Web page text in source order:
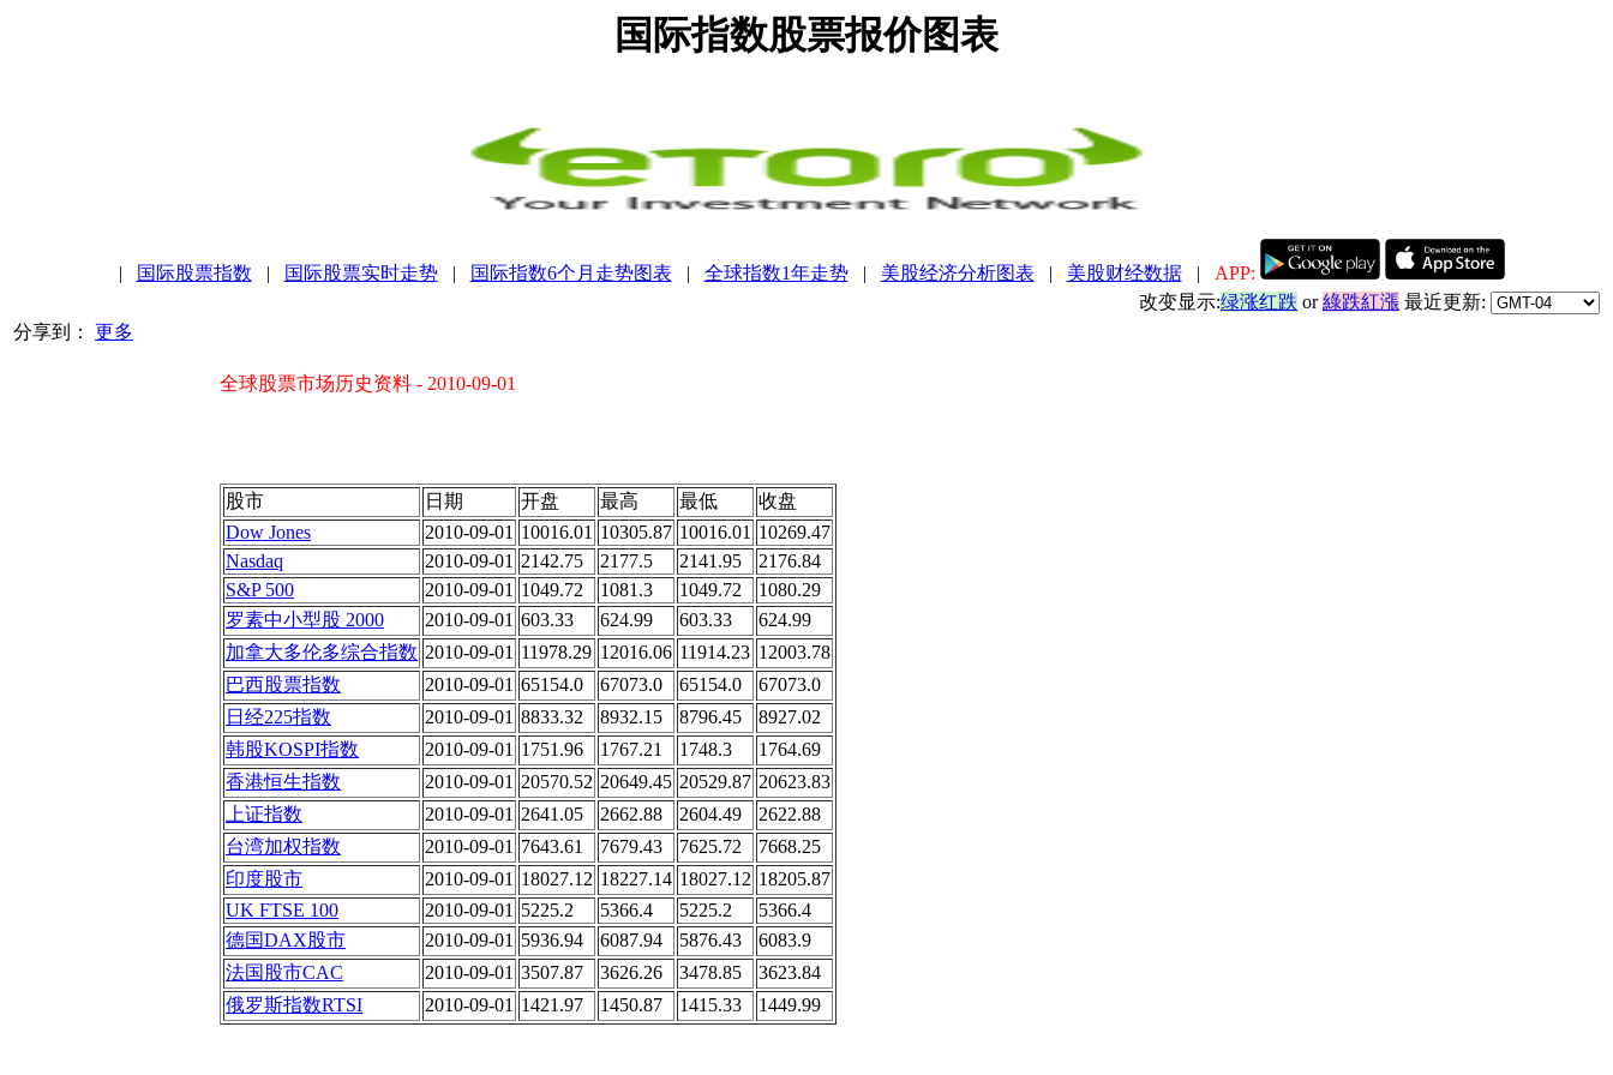
国际指数股票报价图表
| 国际股票指数 | 国际股票实时走势| 国际指数6个月走势图表 | 全球指数1年走势| 美股经济分析图表 | 美股财经数据| APP:
改变显示:绿涨红跌 or綠跌紅漲 最近更新:
分享到：
更多
全球股票市场历史资料 - 2010-09-01
股市 日期 开盘 最高 最低
收盘
Dow Jones
2010-09-01 10016.01 10305.87 10016.01 10269.47
Nasdaq
2010-09-01 2142.75 2177.5 2141.95
2176.84
S&P 500
2010-09-01 1049.72 1081.3 1049.72
1080.29
罗素中小型股 2000
2010-09-01 603.33 624.99 603.33
624.99
加拿大多伦多综合指数 2010-09-01 11978.29 12016.06 11914.23 12003.78
巴西股票指数
2010-09-01 65154.0 67073.0 65154.0
67073.0
日经225指数
2010-09-01 8833.32 8932.15 8796.45
8927.02
韩股KOSPI指数
2010-09-01 1751.96 1767.21 1748.3
1764.69
香港恒生指数
2010-09-01 20570.52 20649.45 20529.87 20623.83
上证指数
2010-09-01 2641.05 2662.88 2604.49
2622.88
台湾加权指数
2010-09-01 7643.61 7679.43 7625.72
7668.25
印度股市
2010-09-01 18027.12 18227.14 18027.12 18205.87
UK FTSE 100
2010-09-01 5225.2 5366.4 5225.2
5366.4
德国DAX股市
2010-09-01 5936.94 6087.94 5876.43
6083.9
法国股市CAC
2010-09-01 3507.87 3626.26 3478.85
3623.84
俄罗斯指数RTSI
2010-09-01 1421.97 1450.87 1415.33 1449.99